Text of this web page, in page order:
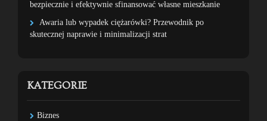
bezpiecznie i efektywnie sfinansować własne mieszkanie
Awaria lub wypadek ciężarówki? Przewodnik po
skutecznej naprawie i minimalizacji strat
KATEGORIE
Biznes